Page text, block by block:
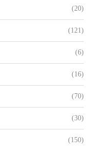
(20)
(121)
(6)
(16)
(70)
(30)
(150)